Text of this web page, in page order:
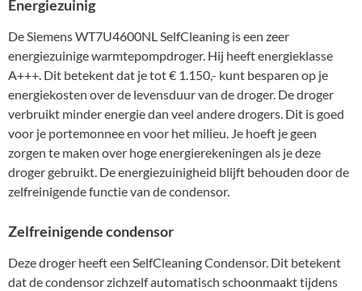
Energiezuinig
De Siemens WT7U4600NL SelfCleaning is een zeer
energiezuinige warmtepompdroger. Hij heeft energieklasse
A+++. Dit betekent dat je tot € 1.150,- kunt besparen op je
energiekosten over de levensduur van de droger. De droger
verbruikt minder energie dan veel andere drogers. Dit is goed
voor je portemonnee en voor het milieu. Je hoeft je geen
zorgen te maken over hoge energierekeningen als je deze
droger gebruikt. De energiezuinigheid blijft behouden door de
zelfreinigende functie van de condensor.
Zelfreinigende condensor
Deze droger heeft een SelfCleaning Condensor. Dit betekent
dat de condensor zichzelf automatisch schoonmaakt tijdens